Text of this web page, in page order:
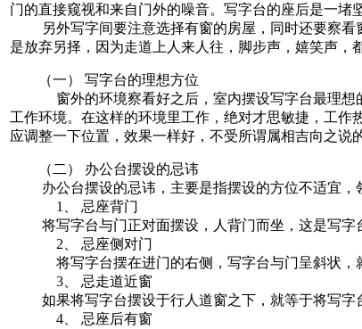
门的直接窥视和来自门外的噪音。写字台的座后是一堵
另外写字间要注意选择有窗的房屋，同时还要察看
是放弃另择，因为走道上人来人往，脚步声，嬉笑声，
（一） 写字台的理想方位
窗外的环境察看好之后，室内摆设写字台最理想的
工作环境。在这样的环境里工作，绝对才思敏捷，工
应调整一下位置，效果一样好，不受所谓属相吉向之说
（二） 办公台摆设的忌讳
办公台摆设的忌讳，主要是指摆设的方位不适宜，
1、 忌座背门
将写字台与门正对面摆设，人背门而坐，这是写字
2、 忌座侧对门
将写字台摆在进门的右侧，写字台与门呈斜状，
3、 忌走道近窗
如果将写字台摆设于行人道窗之下，就等于将写
4、 忌座后有窗